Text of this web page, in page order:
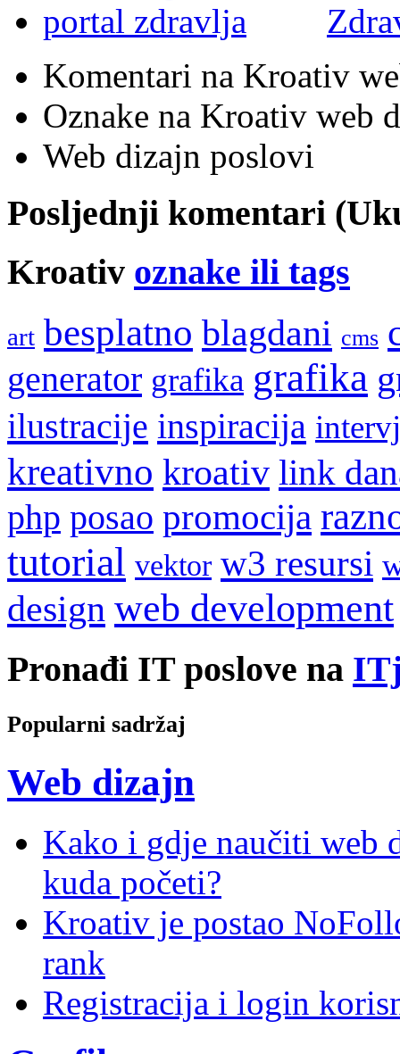
Komentari na Kroativ
Oznake na Kroativ web
Web dizajn poslovi
Posljednji komentari
Kroativ oznake ili tags
art besplatno blagdani cms
generator grafika grafika
ilustracije inspiracija
kreativno kroativ link
php posao promocija
tutorial vektor w3 resursi
design web development
Pronađi IT poslove na
Popularni sadržaj
Web dizajn
Kako i gdje naučiti web
kuda početi?
Kroativ je postao
rank
Registracija i login